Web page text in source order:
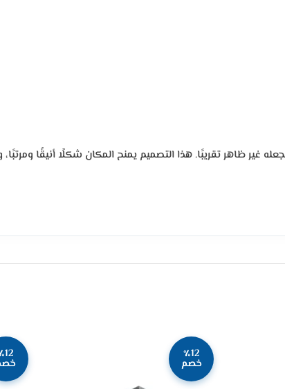
ظاهر تقريبًا. هذا التصميم يمنح المكان شكلًا أنيقًا ومرتبًا،
٪12
خصم